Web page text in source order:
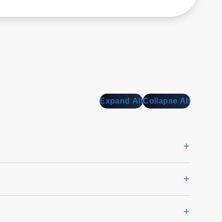
Expand AllCollapse All